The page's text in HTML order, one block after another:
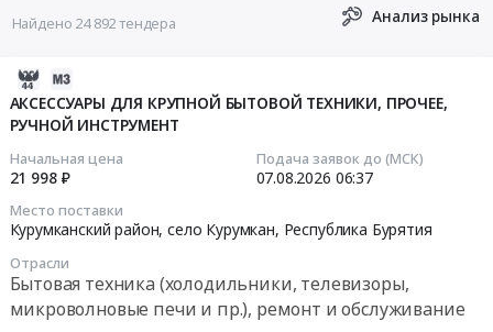
Найдено 24 892 тендера Анализ рынка
АКСЕССУАРЫ ДЛЯ КРУПНОЙ БЫТОВОЙ ТЕХНИКИ, ПРОЧЕЕ,
РУЧНОЙ ИНСТРУМЕНТ
Начальная цена
21 998 ₽
Подача заявок до (МСК)
07.08.2026 06:37
Место поставки
Курумканский район, село Курумкан, Республика Бурятия
Отрасли
Бытовая техника (холодильники, телевизоры,
микроволновые печи и пр.), ремонт и обслуживание